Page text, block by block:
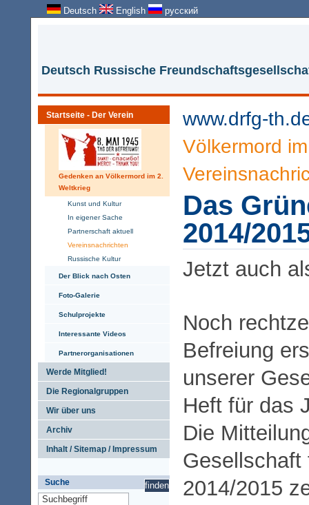
Deutsch English русский
Deutsch Russische
Startseite - Der Verein
Gedenken an Völkermord im 2.
Weltkrieg
Kunst und Kultur
In eigener Sache
Partnerschaft aktuell
Vereinsnachrichten
Russische Kultur
Der Blick nach Osten
Foto-Galerie
Schulprojekte
Interessante Videos
Partnerorganisationen
Werde Mitglied!
Die Regionalgruppen
Wir über uns
Archiv
Inhalt / Sitemap / Impressum
Suche
www.drfg-
Völkermord
Das
2014/
Jetzt auch
Noch
Befreiung
unserer
Heft für das
Die
Gesellschaft
2014/2015